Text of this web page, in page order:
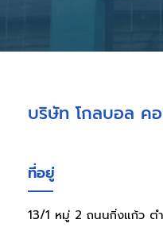
บริษัท โกลบอล ค
ที่อยู่
13/1 หมู่ 2 ถนนกิ่งแก้ว ต